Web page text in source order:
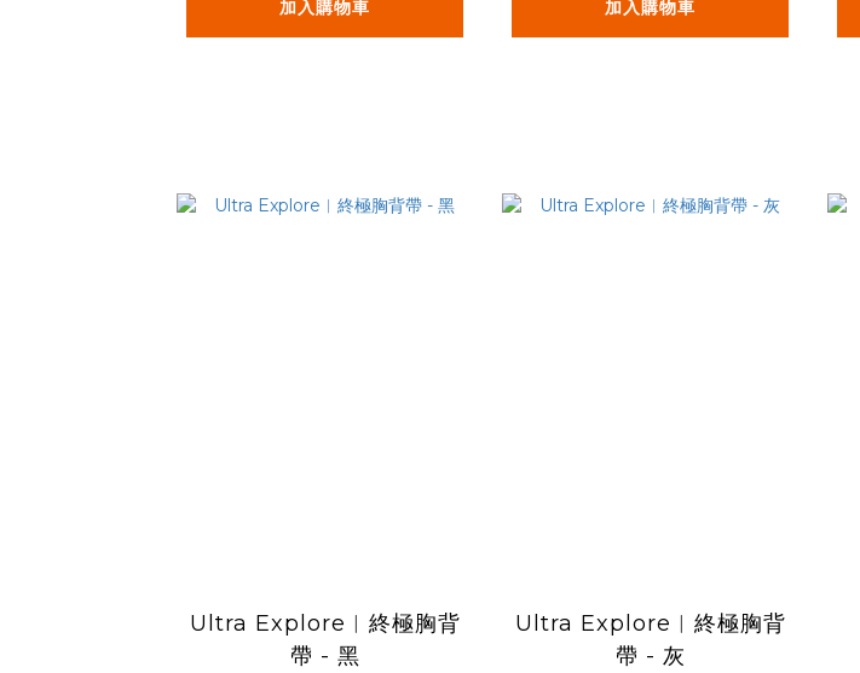
加入購物車 加入購物車
Ultra Explore︱終極胸背
帶 - 黑
Ultra Explore︱終極胸背
帶 - 灰